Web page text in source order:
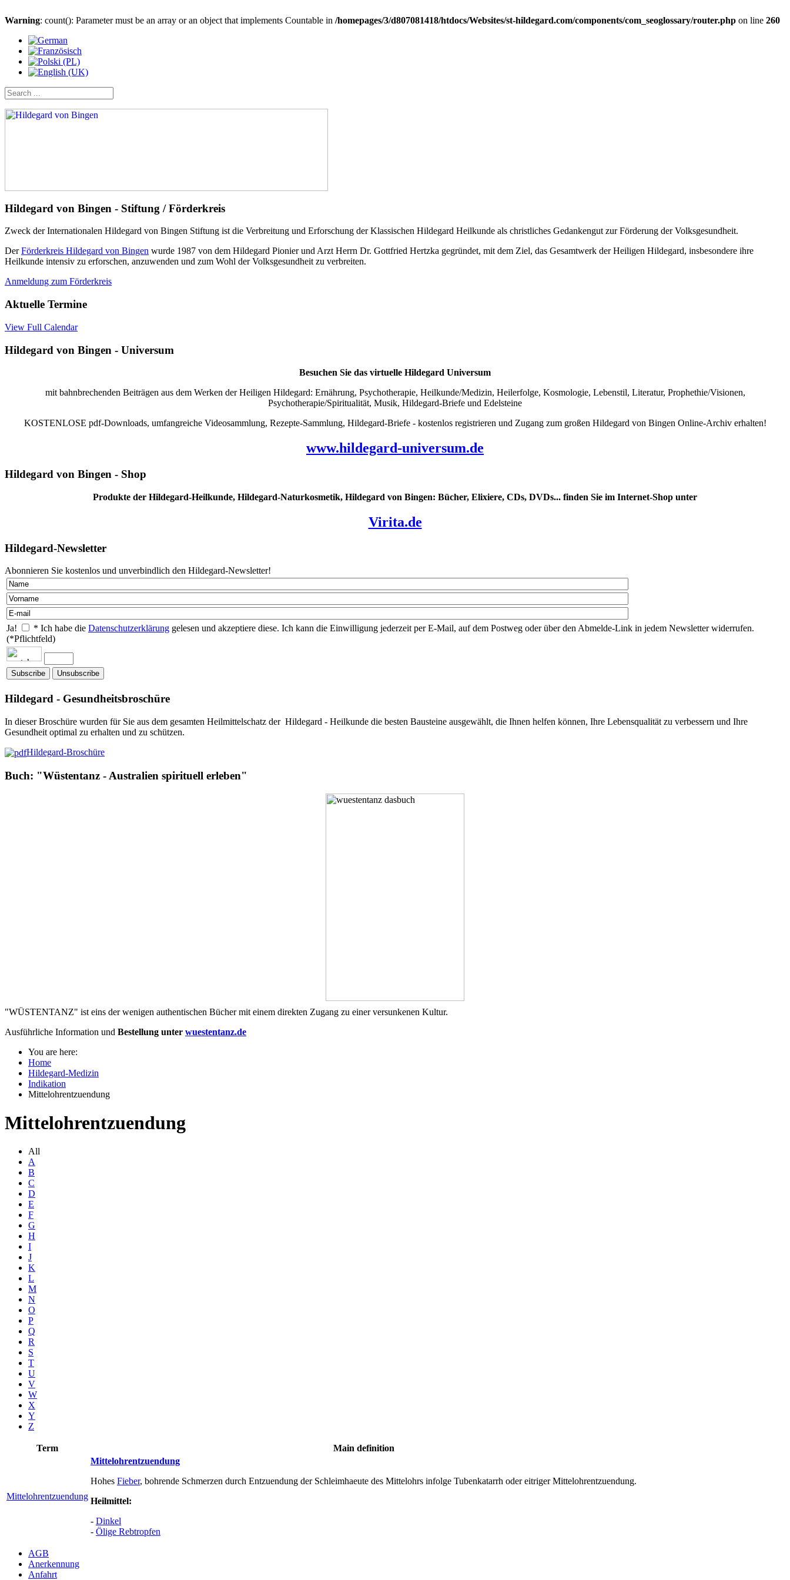
Warning: count(): Parameter must be an array or an object that implements Countable in /homepages/3/d807081418/htdocs/Websites/st-hildegard.com/components/com_seoglossary/router.php on line 260
Hildegard von Bingen - Stiftung / Förderkreis
Zweck der Internationalen Hildegard von Bingen Stiftung ist die Verbreitung und Erforschung der Klassischen Hildegard Heilkunde als christliches Gedankengut zur Förderung der Volksgesundheit.
DerFörderkreis Hildegard von Bingen wurde 1987 von dem Hildegard Pionier und Arzt Herrn Dr. Gottfried Hertzka gegründet, mit dem Ziel, das Gesamtwerk der Heiligen Hildegard, insbesondere ihre
Heilkunde intensiv zu erforschen, anzuwenden und zum Wohl der Volksgesundheit zu verbreiten.
Anmeldung zum Förderkreis
Aktuelle Termine
View Full Calendar
Hildegard von Bingen - Universum
Besuchen Sie das virtuelle Hildegard Universum
mit bahnbrechenden Beiträgen aus dem Werken der Heiligen Hildegard: Ernährung, Psychotherapie, Heilkunde/Medizin, Heilerfolge, Kosmologie, Lebenstil, Literatur, Prophethie/Visionen,
Psychotherapie/Spiritualität, Musik, Hildegard-Briefe und Edelsteine
KOSTENLOSE pdf-Downloads, umfangreiche Videosammlung, Rezepte-Sammlung, Hildegard-Briefe - kostenlos registrieren und Zugang zum großen Hildegard von Bingen Online-Archiv erhalten!
www.hildegard-universum.de
Hildegard von Bingen - Shop
Produkte der Hildegard-Heilkunde, Hildegard-Naturkosmetik, Hildegard von Bingen: Bücher, Elixiere, CDs, DVDs... finden Sie im Internet-Shop unter
Virita.de
Hildegard-Newsletter
Abonnieren Sie kostenlos und unverbindlich den Hildegard-Newsletter!
Ja! * Ich habe die Datenschutzerklärung gelesen und akzeptiere diese. Ich kann die Einwilligung jederzeit per E-Mail, auf dem Postweg oder über den Abmelde-Link in jedem Newsletter widerrufen.
(*Pflichtfeld)
Hildegard - Gesundheitsbroschüre
In dieser Broschüre wurden für Sie aus dem gesamten Heilmittelschatz der Hildegard - Heilkunde die besten Bausteine ausgewählt, die Ihnen helfen können, Ihre Lebensqualität zu verbessern und Ihre
Gesundheit optimal zu erhalten und zu schützen.
Hildegard-Broschüre
Buch: "Wüstentanz - Australien spirituell erleben"
"WÜSTENTANZ" ist eins der wenigen authentischen Bücher mit einem direkten Zugang zu einer versunkenen Kultur.
Ausführliche Information und Bestellung unter wuestentanz.de
You are here:
Home
Hildegard-Medizin
Indikation
Mittelohrentzuendung
Mittelohrentzuendung
All
A
B
C
D
E
F
G
H
I
J
K
L
M
N
O
P
Q
R
S
T
U
V
W
X
Y
Z
Term Main definition
Mittelohrentzuendung
Mittelohrentzuendung
Hohes Fieber, bohrende Schmerzen durch Entzuendung der Schleimhaeute des Mittelohrs infolge Tubenkatarrh oder eitriger Mittelohrentzuendung.
Heilmittel:
- Dinkel
- Ölige Rebtropfen
AGB
Anerkennung
Anfahrt